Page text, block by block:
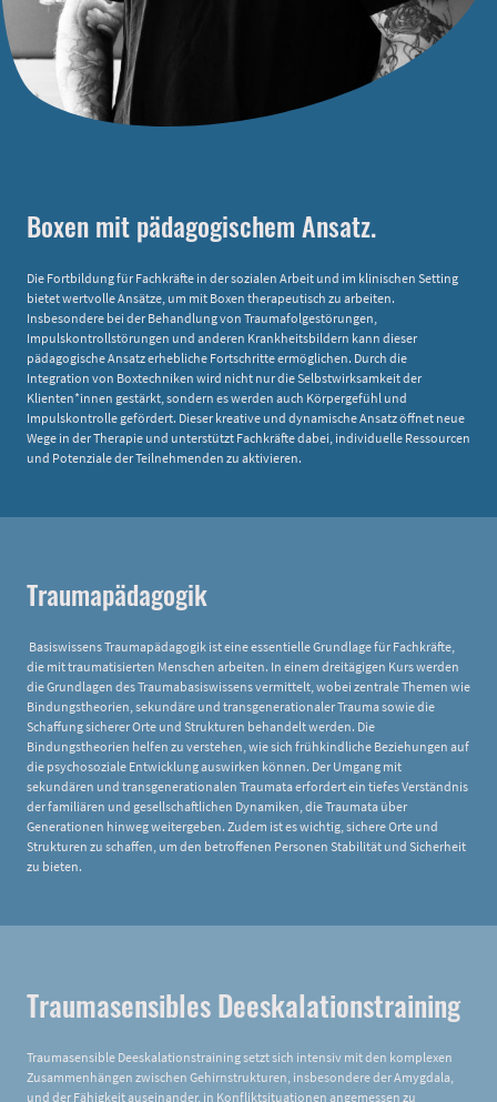
Boxen mit pädagogischem Ansatz.
Die Fortbildung für Fachkräfte in der sozialen Arbeit und im klinischen Setting
bietet wertvolle Ansätze, um mit Boxen therapeutisch zu arbeiten.
Insbesondere bei der Behandlung von Traumafolgestörungen,
Impulskontrollstörungen und anderen Krankheitsbildern kann dieser
pädagogische Ansatz erhebliche Fortschritte ermöglichen. Durch die
Integration von Boxtechniken wird nicht nur die Selbstwirksamkeit der
Klienten*innen gestärkt, sondern es werden auch Körpergefühl und
Impulskontrolle gefördert. Dieser kreative und dynamische Ansatz öffnet neue
Wege in der Therapie und unterstützt Fachkräfte dabei, individuelle Ressourcen
und Potenziale der Teilnehmenden zu aktivieren.
Traumapädagogik
Basiswissens Traumapädagogik ist eine essentielle Grundlage für Fachkräfte,
die mit traumatisierten Menschen arbeiten. In einem dreitägigen Kurs werden
die Grundlagen des Traumabasiswissens vermittelt, wobei zentrale Themen wie
Bindungstheorien, sekundäre und transgenerationaler Trauma sowie die
Schaffung sicherer Orte und Strukturen behandelt werden. Die
Bindungstheorien helfen zu verstehen, wie sich frühkindliche Beziehungen auf
die psychosoziale Entwicklung auswirken können. Der Umgang mit
sekundären und transgenerationalen Traumata erfordert ein tiefes Verständnis
der familiären und gesellschaftlichen Dynamiken, die Traumata über
Generationen hinweg weitergeben. Zudem ist es wichtig, sichere Orte und
Strukturen zu schaffen, um den betroffenen Personen Stabilität und Sicherheit
zu bieten.
Traumasensibles Deeskalationstraining
Traumasensible Deeskalationstraining setzt sich intensiv mit den komplexen
Zusammenhängen zwischen Gehirnstrukturen, insbesondere der Amygdala,
und der Fähigkeit auseinander, in Konfliktsituationen angemessen zu